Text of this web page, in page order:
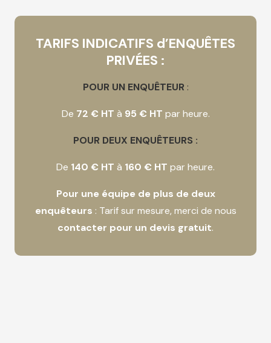
TARIFS INDICATIFS d’ENQUÊTES
PRIVÉES :
POUR UN ENQUÊTEUR :
De 72 € HT à 95 € HT par heure.
POUR DEUX ENQUÊTEURS :
De 140 € HT à 160 € HT par heure.
Pour une équipe de plus de deux
enquêteurs : Tarif sur mesure, merci de nous
contacter pour un devis gratuit.